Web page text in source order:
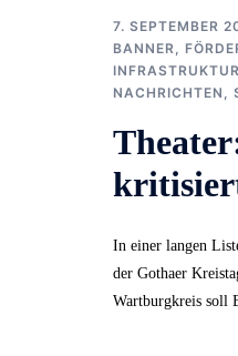
7. SEPTEMBER
BANNER
NACHRICHTEN
In einer langen
der Gothaer
Wartburgkreis soll